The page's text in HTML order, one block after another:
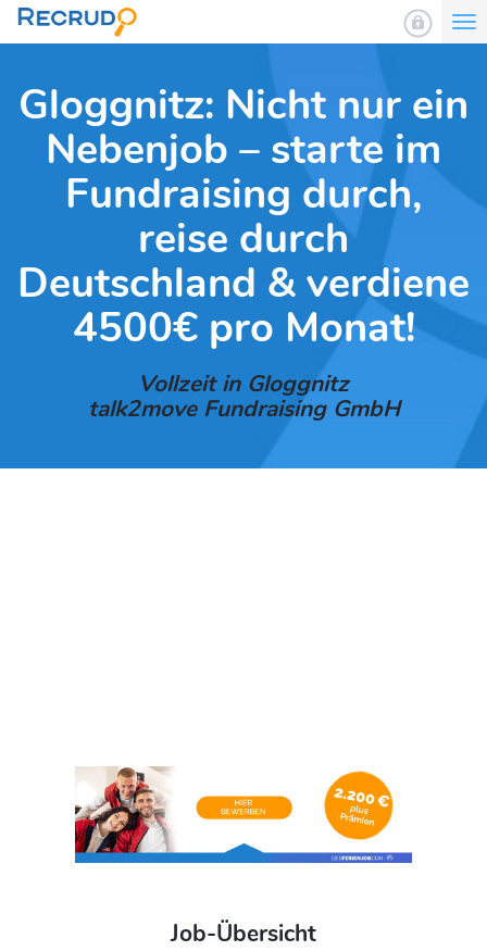
Gloggnitz: Nicht nur ein
Nebenjob – starte im
Fundraising durch,
reise durch
Deutschland & verdiene
4500€ pro Monat!
Vollzeit in Gloggnitz
talk2move Fundraising GmbH
Job-Übersicht